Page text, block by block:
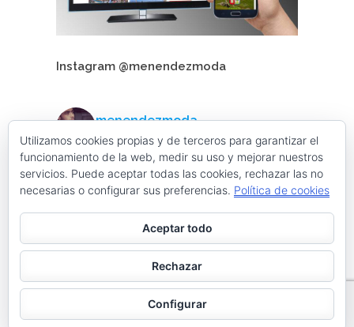
Instagram @menendezmoda
menendezmoda
Menéndez Moda hombre
Cargar más Seguir en Instagram
Contacta con nosotros
facebook
Web desarrollada por ©Roberto Menéndez Mateos
Utilizamos cookies propias y de terceros para garantizar el
funcionamiento de la web, medir su uso y mejorar nuestros
servicios. Puede aceptar todas las cookies, rechazar las no
necesarias o configurar sus preferencias. Política de cookies
Aceptar todo
Rechazar
Configurar